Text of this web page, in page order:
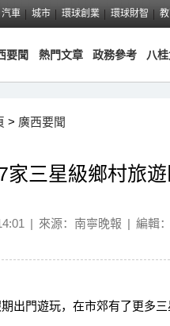
汽車 城市 環球創業 環球財智
要聞 熱門文章 政務參考 八
> 廣西要聞
家三星級鄉村旅
| 來源： 南寧晚報 | 編輯
門遊玩，在市郊有了更多三